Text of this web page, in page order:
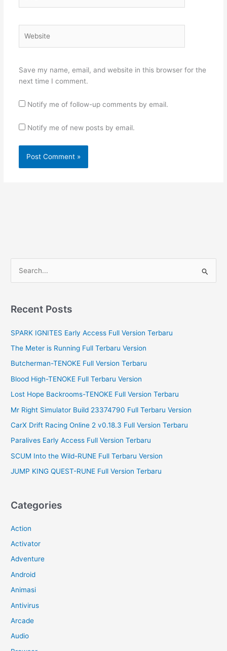
Save my name, email, and website in this browser for the
next time I comment.
Notify me of follow-up comments by email.
Notify me of new posts by email.
r
h
f
o
Recent Posts
SPARK IGNITES Early Access Full Version Terbaru
The Meter is Running Full Terbaru Version
Butcherman-TENOKE Full Version Terbaru
Blood High-TENOKE Full Terbaru Version
Lost Hope Backrooms-TENOKE Full Version Terbaru
Mr Right Simulator Build 23374790 Full Terbaru Version
CarX Drift Racing Online 2 v0.18.3 Full Version Terbaru
Paralives Early Access Full Version Terbaru
SCUM Into the Wild-RUNE Full Terbaru Version
JUMP KING QUEST-RUNE Full Version Terbaru
Categories
Action
Activator
Adventure
Android
Animasi
Antivirus
Arcade
Audio